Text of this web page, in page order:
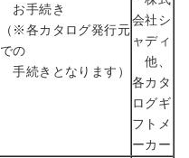
お手続き
（※各カタログ発行元
での
手続きとなります）
会社シ
ャディ
他、
各カタ
ログギ
フトメ
ーカー